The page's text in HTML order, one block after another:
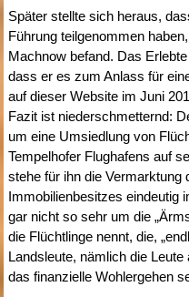
Später stellte sich heraus,
Führung teilgenommen
Machnow befand. Das
dass er es zum Anlass für
auf dieser Website im Juni
Fazit ist niederschmetternd:
um eine Umsiedlung von
Tempelhofer Flughafens auf
stehe für ihn die Vermarktung
Immobilienbesitzes eindeutig
gar nicht so sehr um die
die Flüchtlinge nennt, die,
Landsleute, nämlich die
das finanzielle Wohlergehen